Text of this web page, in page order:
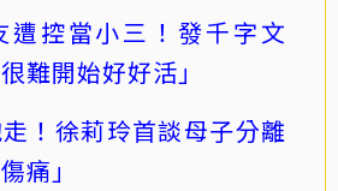
遭控當小三！發千字文
難開始好好活」
！徐莉玲首談母子分離
痛」